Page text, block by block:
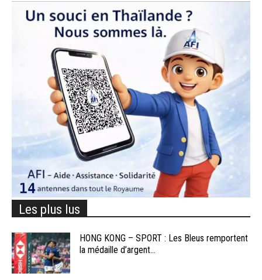
Les plus lus
HONG KONG – SPORT : Les Bleus remportent
la médaille d’argent...